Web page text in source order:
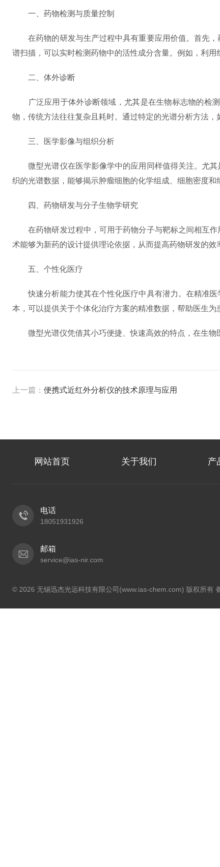
一、药物检测与质量控制
在药物的研发与生产过程中具有重要应用价值。首先，
谱扫描，可以实时检测药物中的活性成分含量。例如，利
二、体外诊断
广泛应用于体外诊断领域，尤其是在生物标志物的检测
物，传统方法往往复杂且耗时。通过特定的光谱分析方法
三、医学影像与组织分析
微型光谱仪在医学影像学中的应用同样值得关注。尤其
织的光谱数据，能够揭示肿瘤细胞的化学组成、细胞密度
四、药物研发与分子生物学研究
在药物研发过程中，可用于药物分子与靶标之间相互作
术能够为新药的设计提供理论依据，从而提高药物研发的
五、个性化医疗
快速分析能力使其在个性化医疗中具有潜力。在精准医
本，可以提供关于个体化治疗方案的精准数据，帮助医生
微型光谱仪凭借其小巧便捷、快速高效的特点，在生物
上一篇： 便携式近红外分析仪的技术原理与应用
网站首页 关于我们 产
电话
18051931926
邮箱
service@ias-nir.com
© 2026 无锡迅杰光远科技有限公司(www.ias-chem.com) 版权所有